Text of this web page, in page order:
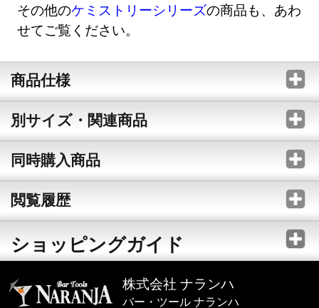
その他のケミストリーシリーズの商品も、あわ
せてご覧ください。
商品仕様
別サイズ・関連商品
同時購入商品
閲覧履歴
ショッピングガイド
株式会社 ナランハ
バー・ツール ナランハ